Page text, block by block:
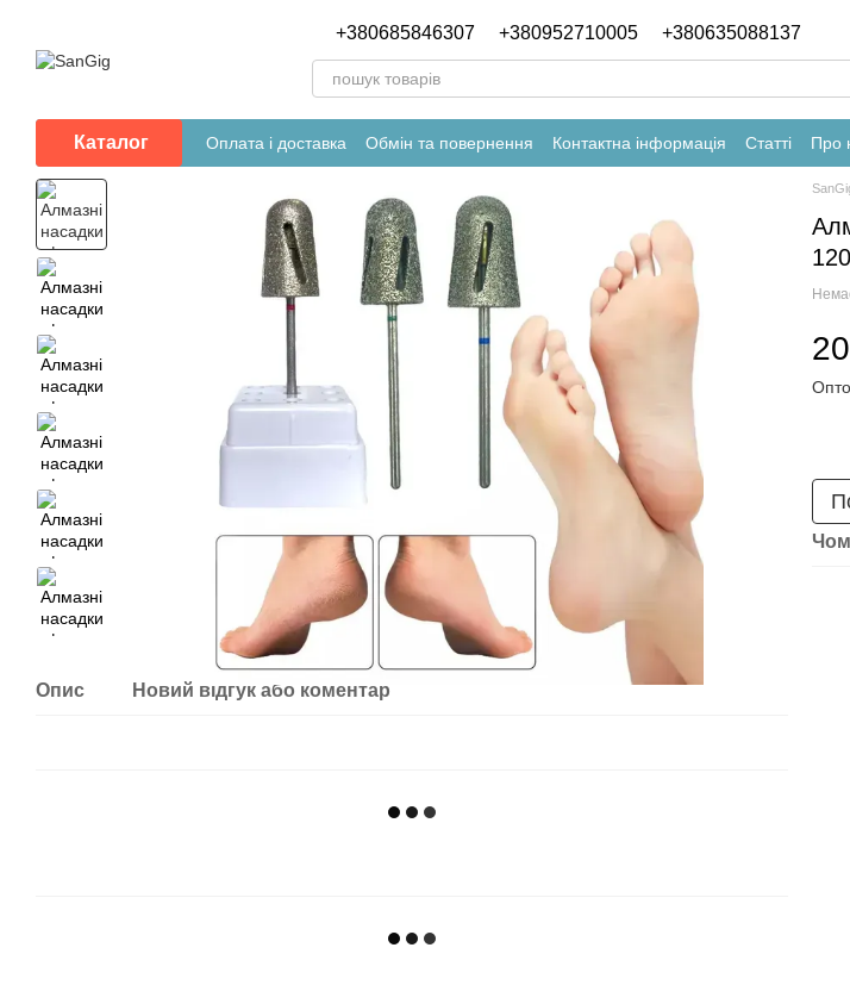
+380685846307 +380952710005 +380635088137
Каталог Оплата і доставка Обмін та повернення Контактна інформація Статті Про
Опис Новий відгук або коментар